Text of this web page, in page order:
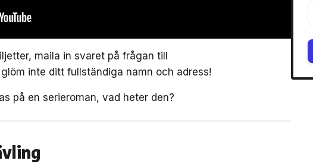
maila in svaret på frågan till
inte ditt fullständiga namn och adress!
på en serieroman, vad heter den?